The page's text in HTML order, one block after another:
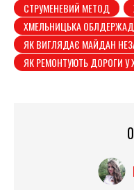
СТРУМЕНЕВИЙ МЕТОД
ХМЕЛЬНИЦЬКА
ЯК ВИГЛЯДАЄ МАЙДАН
ЯК РЕМОНТУЮТЬ ДОРОГИ У